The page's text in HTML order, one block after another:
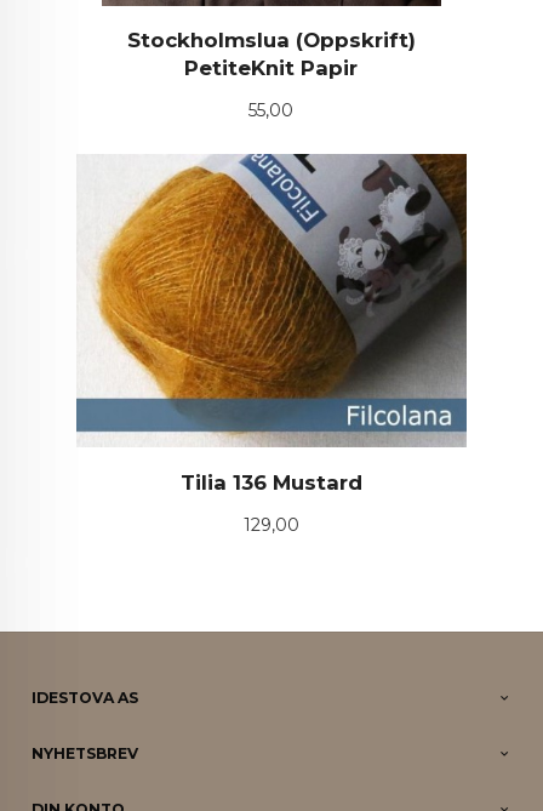
Stockholmslua (Oppskrift)
PetiteKnit Papir
Pris
55,00
Tilia 136 Mustard
Pris
129,00
IDESTOVA AS
NYHETSBREV